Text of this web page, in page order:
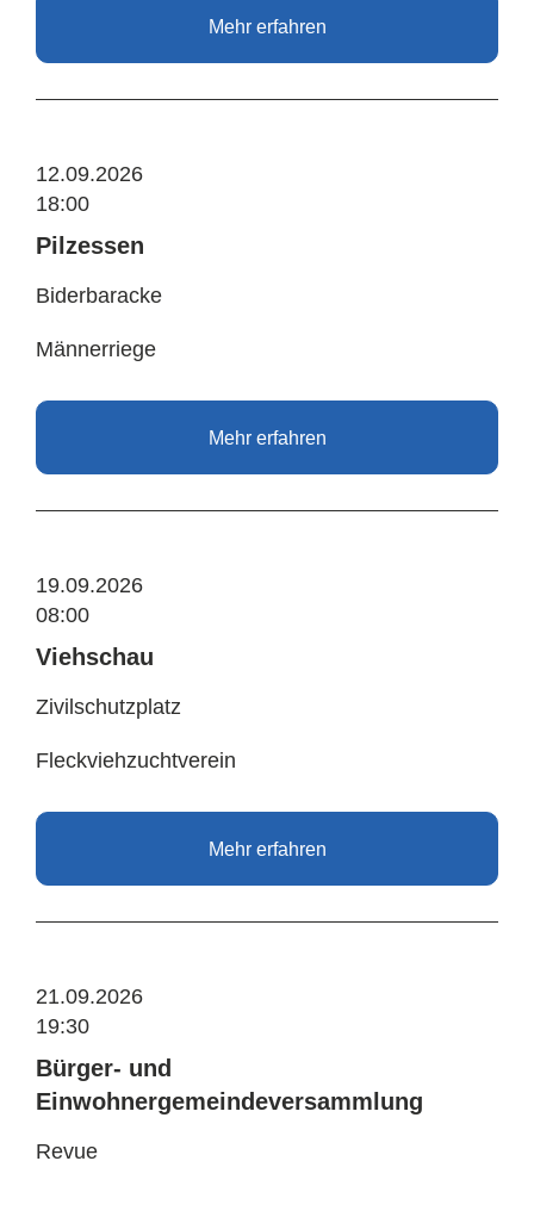
Mehr erfahren
12.09.2026
18:00
Pilzessen
Biderbaracke
Männerriege
Mehr erfahren
19.09.2026
08:00
Viehschau
Zivilschutzplatz
Fleckviehzuchtverein
Mehr erfahren
21.09.2026
19:30
Bürger- und
Einwohnergemeindeversammlung
Revue